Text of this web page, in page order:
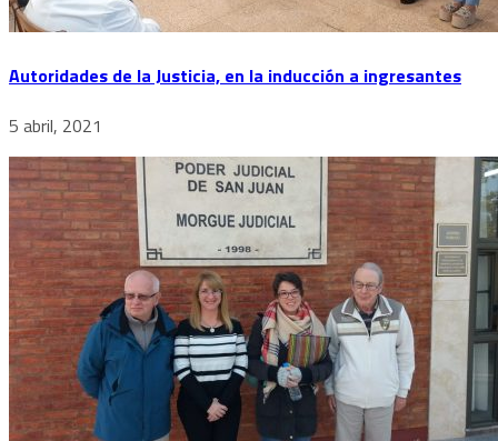
Autoridades de la Justicia, en la inducción a ingresantes
5 abril, 2021